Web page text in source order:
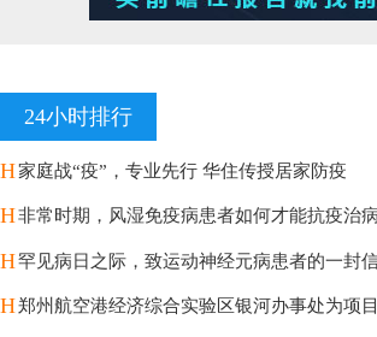
24小时排行
H家庭战“疫”，专业先行 华住传授居家防疫
H非常时期，风湿免疫病患者如何才能抗疫治病
H罕见病日之际，致运动神经元病患者的一封
H郑州航空港经济综合实验区银河办事处为项目